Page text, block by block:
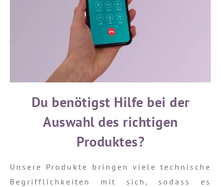
Du benötigst Hilfe bei der
Auswahl des richtigen
Produktes?
Unsere Produkte bringen viele technische
Begrifflichkeiten mit sich, sodass es